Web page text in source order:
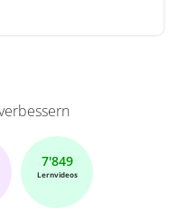
7'849
Lernvideos